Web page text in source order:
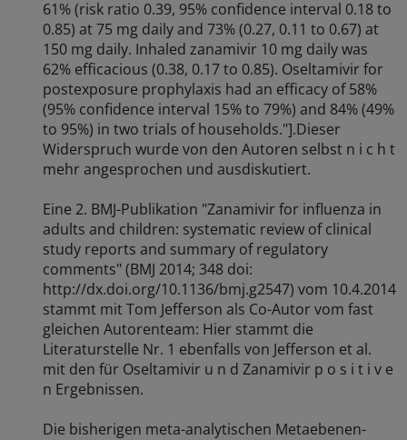
61% (risk ratio 0.39, 95% confidence interval 0.18 to
0.85) at 75 mg daily and 73% (0.27, 0.11 to 0.67) at
150 mg daily. Inhaled zanamivir 10 mg daily was
62% efficacious (0.38, 0.17 to 0.85). Oseltamivir for
postexposure prophylaxis had an efficacy of 58%
(95% confidence interval 15% to 79%) and 84% (49%
to 95%) in two trials of households."].Dieser
Widerspruch wurde von den Autoren selbst n i c h t
mehr angesprochen und ausdiskutiert.
Eine 2. BMJ-Publikation "Zanamivir for influenza in
adults and children: systematic review of clinical
study reports and summary of regulatory
comments" (BMJ 2014; 348 doi:
http://dx.doi.org/10.1136/bmj.g2547) vom 10.4.2014
stammt mit Tom Jefferson als Co-Autor vom fast
gleichen Autorenteam: Hier stammt die
Literaturstelle Nr. 1 ebenfalls von Jefferson et al.
mit den für Oseltamivir u n d Zanamivir p o s i t i v e
n Ergebnissen.
Die bisherigen meta-analytischen Metaebenen-